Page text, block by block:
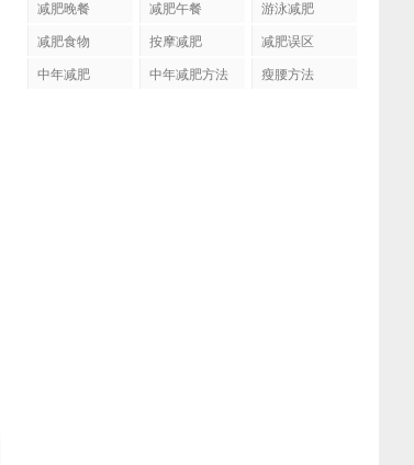
减肥晚餐
减肥午餐
游泳减肥
减肥食物
按摩减肥
减肥误区
中年减肥
中年减肥方法 瘦腰方法